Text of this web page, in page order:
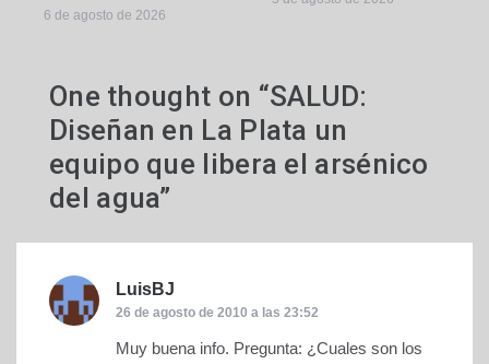
6 de agosto de 2026
One thought on “SALUD:
Diseñan en La Plata un
equipo que libera el arsénico
del agua”
LuisBJ
26 de agosto de 2010 a las 23:52
Muy buena info. Pregunta: ¿Cuales son los